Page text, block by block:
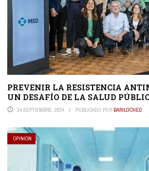
PREVENIR LA RESISTENCIA
UN DESAFÍO DE LA SALUD
14 SEPTIEMBRE, 2024 PUBLICADO POR BARILOCHED
OPINIÓN